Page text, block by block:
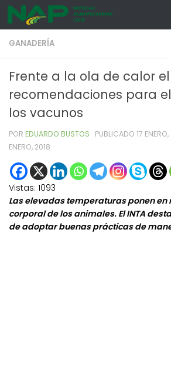
Skip to content
GANADERÍA
Frente a la ola de calor el
recomendaciones para
los vacunos
POR EDUARDO BUSTOS · PUBLICADO 17
ENERO, 2018
Vistas: 1093
Las elevadas temperaturas ponen en
corporal de los animales. El INTA
de adoptar buenas prácticas de